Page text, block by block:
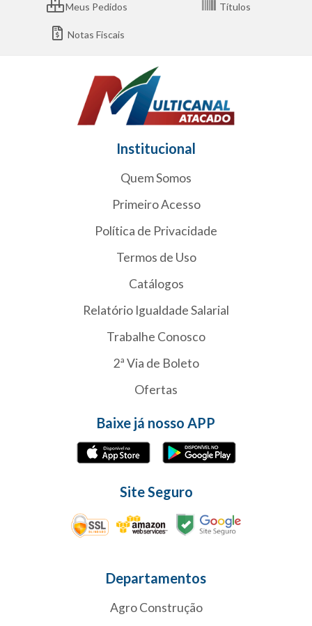
Meus Pedidos Títulos
Notas Fiscais
Institucional
Quem Somos
Primeiro Acesso
Política de Privacidade
Termos de Uso
Catálogos
Relatório Igualdade Salarial
Trabalhe Conosco
2ª Via de Boleto
Ofertas
Baixe já nosso APP
Site Seguro
Departamentos
Agro Construção